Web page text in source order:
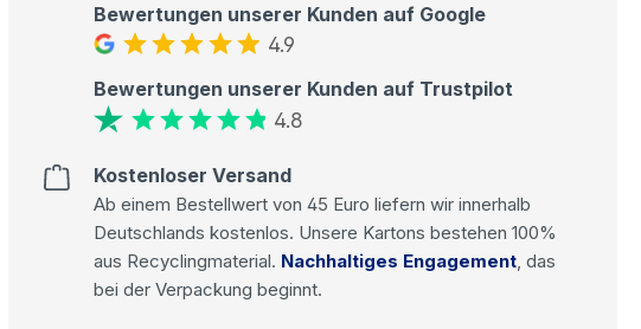
Bewertungen unserer Kunden auf Google
4.9
Bewertungen unserer Kunden auf Trustpilot
4.8
Kostenloser Versand
Ab einem Bestellwert von 45 Euro liefern wir innerhalb
Deutschlands kostenlos. Unsere Kartons bestehen 100%
aus Recyclingmaterial. Nachhaltiges Engagement, das
bei der Verpackung beginnt.